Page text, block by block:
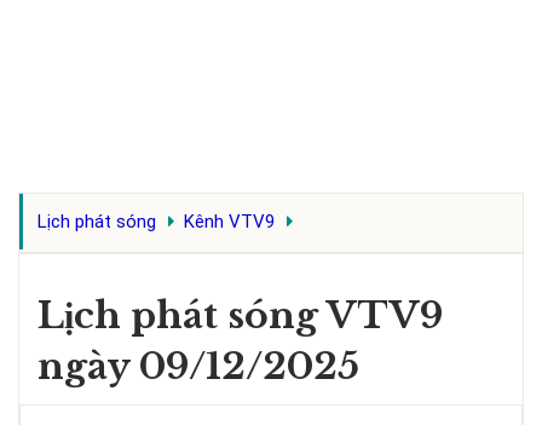
Lịch phát sóng Kênh VTV9
Lịch phát sóng VTV9
ngày 09/12/2025